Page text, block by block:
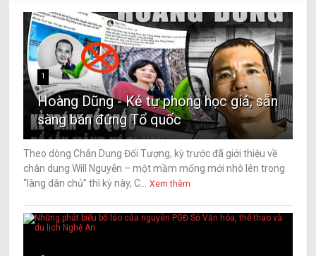
1
Hoàng Dũng - Kẻ tự phong học giả, sẵn
sàng bán đứng Tổ quốc
Theo dòng Chân Dung Đối Tượng, kỳ trước đã giới thiệu về
chân dung Will Nguyễn – một mầm mống mới nhô lên trong
“làng dân chủ” thì kỳ này, C...
Xem thêm